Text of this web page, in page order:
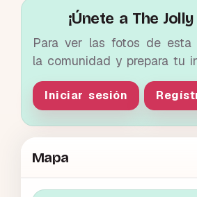
¡Únete a The
Para ver las fotos de esta
la comunidad y prepara tu
Iniciar sesión
Mapa